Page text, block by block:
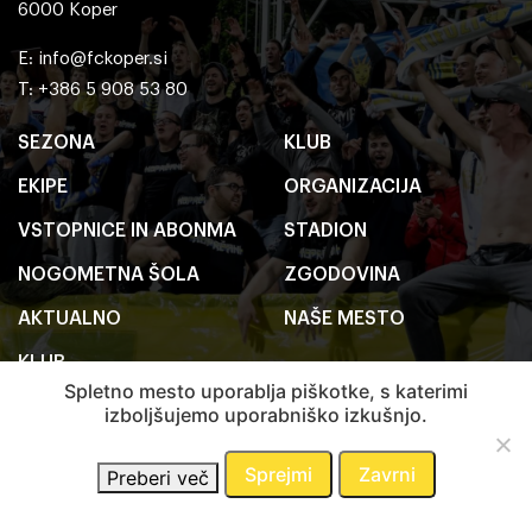
SEZONA
EKIPE
VSTOPNICE IN ABONMA
NOGOMETNA ŠOLA
AKTUALNO
KLUB
KLUB
ORGANIZACIJA
STADION
ZGODOVINA
NAŠE MESTO
6000 Koper
E: info@fckoper.si
T: +386 5 908 53 80
2020 FC Koper
Pravno obvestilo
Avtorji:
Emigma
Spletno mesto uporablja piškotke, s katerimi
izboljšujemo uporabniško izkušnjo.
Sprejmi Zavrni
Preberi več